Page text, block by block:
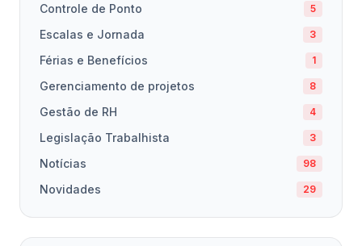
Controle de Ponto 5
Escalas e Jornada 3
Férias e Benefícios 1
Gerenciamento de projetos 8
Gestão de RH 4
Legislação Trabalhista 3
Notícias 98
Novidades 29